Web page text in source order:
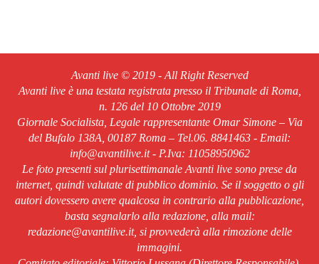
Avanti live © 2019 - All Right Reserved
Avanti live è una testata registrata presso il Tribunale di Roma,
n. 126 del 10 Ottobre 2019
Giornale Socialista, Legale rappresentante Omar Simone – Via
del Bufalo 138A, 00187 Roma – Tel.06. 8841463 - Email:
info@avantilive.it - P.Iva: 11058950962
Le foto presenti sul plurisettimanale Avanti live sono prese da
internet, quindi valutate di pubblico dominio. Se il soggetto o gli
autori dovessero avere qualcosa in contrario alla pubblicazione,
basta segnalarlo alla redazione, alla mail:
redazione@avantilive.it, si provvederà alla rimozione delle
immagini.